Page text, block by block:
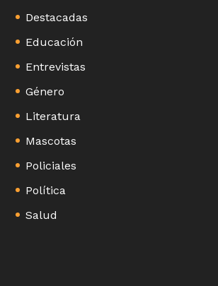
Destacadas
Educación
Entrevistas
Género
Literatura
Mascotas
Policiales
Política
Salud